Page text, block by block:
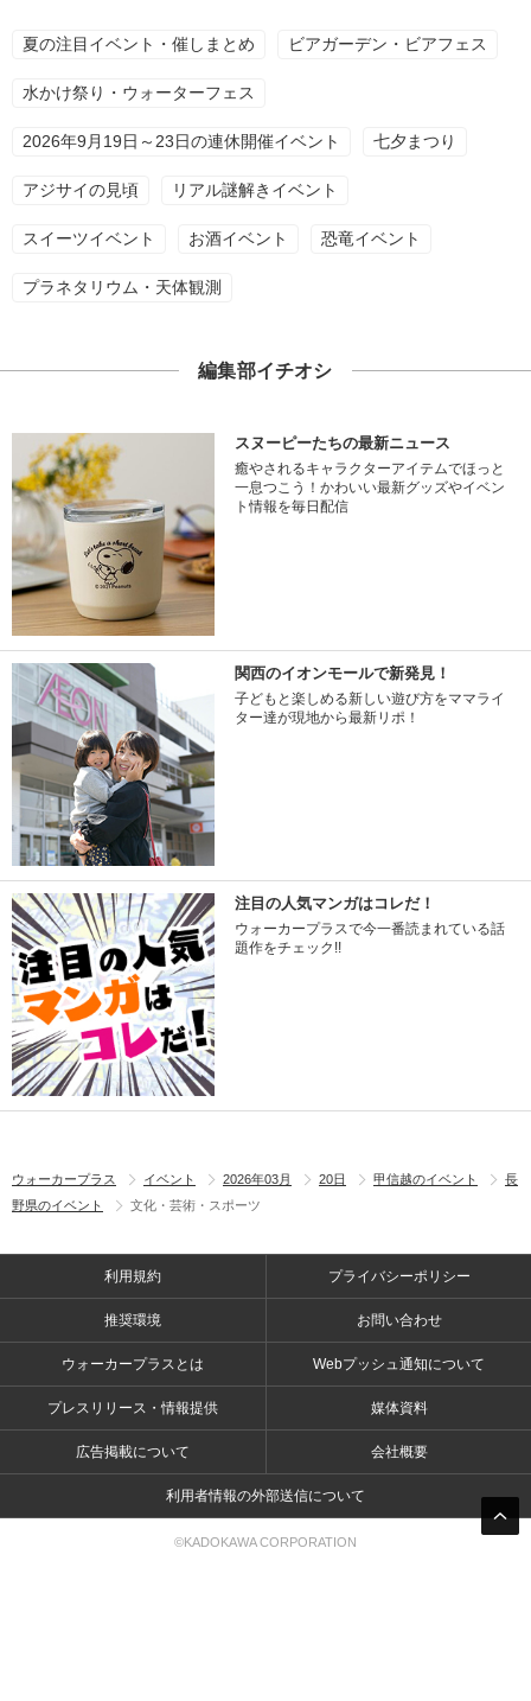
夏の注目イベント・催しまとめ ビアガーデン・ビアフェス
水かけ祭り・ウォーターフェス
2026年9月19日～23日の連休開催イベント 七夕まつり
アジサイの見頃 リアル謎解きイベント
スイーツイベント お酒イベント 恐竜イベント
プラネタリウム・天体観測
編集部イチオシ
スヌーピーたちの最新ニュース
癒やされるキャラクターアイテムでほっと
一息つこう！かわいい最新グッズやイベン
ト情報を毎日配信
関西のイオンモールで新発見！
子どもと楽しめる新しい遊び方をママライ
ター達が現地から最新リポ！
注目の人気マンガはコレだ！
ウォーカープラスで今一番読まれている話
題作をチェック!!
ウォーカープラス イベント 2026年03月 20日 甲信越のイベント
長
野県のイベント
文化・芸術・スポーツ
利用規約 プライバシーポリシー
推奨環境 お問い合わせ
ウォーカープラスとは Webプッシュ通知について
プレスリリース・情報提供 媒体資料
広告掲載について 会社概要
利用者情報の外部送信について
©KADOKAWA CORPORATION